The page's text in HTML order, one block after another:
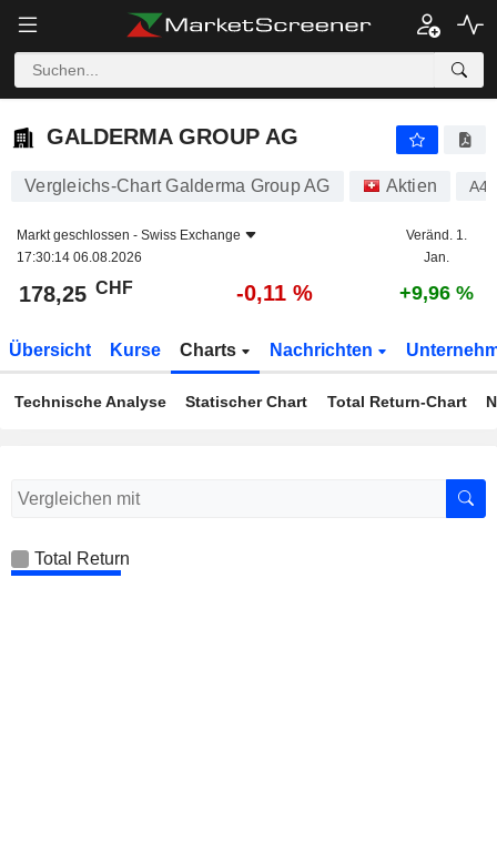
GALDERMA GROUP AG
GALDERMA GROUP AG
Vergleichs-Chart Galderma Group AG Aktien
Markt geschlossen - Swiss Exchange
17:30:14 06.08.2026
Veränd. 1.
Jan.
178,25 CHF -0,11 % +9,96 %
Übersicht Kurse Charts Nachrichten
Technische Analyse Statischer Chart Total Return-Chart
Total Return